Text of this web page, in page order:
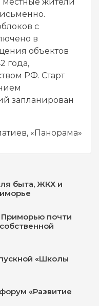
с
в
объектов
года,
РФ. Старт
запланирован
«Панорама»
быта, ЖКХ и
почти
«Школы
«Развитие